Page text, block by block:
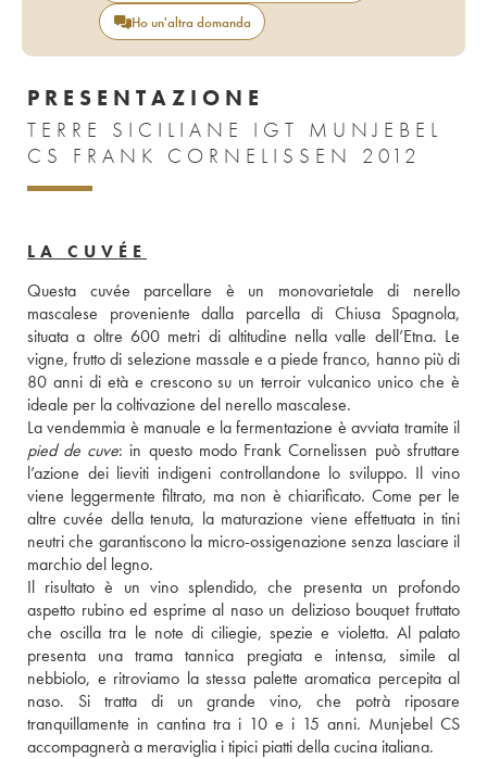
Ho un'altra domanda
PRESENTAZIONE
TERRE SICILIANE IGT MUNJEBEL
CS FRANK CORNELISSEN 2012
LA CUVÉE
Questa cuvée parcellare è un monovarietale di nerello
mascalese proveniente dalla parcella di Chiusa Spagnola,
situata a oltre 600 metri di altitudine nella valle dell’Etna. Le
vigne, frutto di selezione massale e a piede franco, hanno più di
80 anni di età e crescono su un terroir vulcanico unico che è
ideale per la coltivazione del nerello mascalese.
pied de cuve: in questo modo Frank Cornelissen può sfruttare
l’azione dei lieviti indigeni controllandone lo sviluppo. Il vino
viene leggermente filtrato, ma non è chiarificato. Come per le
altre cuvée della tenuta, la maturazione viene effettuata in tini
neutri che garantiscono la micro-ossigenazione senza lasciare il
marchio del legno.
Il risultato è un vino splendido, che presenta un profondo
aspetto rubino ed esprime al naso un delizioso bouquet fruttato
che oscilla tra le note di ciliegie, spezie e violetta. Al palato
presenta una trama tannica pregiata e intensa, simile al
nebbiolo, e ritroviamo la stessa palette aromatica percepita al
naso. Si tratta di un grande vino, che potrà riposare
tranquillamente in cantina tra i 10 e i 15 anni. Munjebel CS
accompagnerà a meraviglia i tipici piatti della cucina italiana.